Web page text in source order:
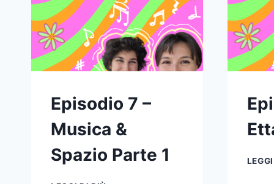
Episodio 7 –
Musica &
Spazio Parte 1